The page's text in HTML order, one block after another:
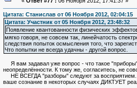
Цитата: Станислав от 06 Ноября 2012, 02:04:15
Цитата: Участник от 05 Ноября 2012, 23:48:32
Появление квантованности физических
мягко говоря, не совсем так, линейчатость
следствия попыток осмысления того, что
Что попытки не всегда удачны - другой вопрос.
Я вам задавал уже вопрос - что такое
неопределённости. К тому же, согласитесь, не
НЕ ВСЕГДА "разборы" следуют за восприятием.
ваше сознание в некоторых случаях ДИКТУЕТ